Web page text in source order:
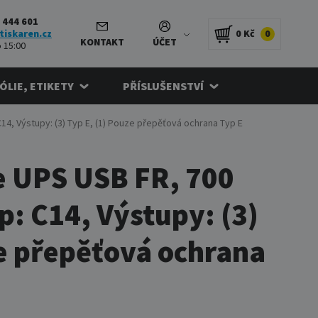
601
15:00
KONTAKT ÚČET
0 Kč 0
ETIKETY PŘÍSLUŠENSTVÍ
Výstupy: (3) Typ E, (1) Pouze přepěťová ochrana Typ E
USB FR, 700
C14, Výstupy: (3)
přepěťová ochrana